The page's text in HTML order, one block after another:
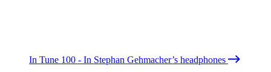
In Tune 100 - In Stephan Gehmacher’s headphones